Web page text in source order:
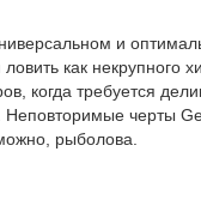
и
как некрупного
когда требуется
черты
рыболова.